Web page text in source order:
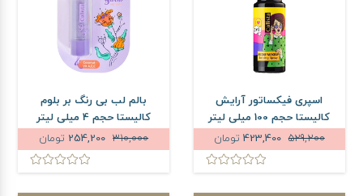
اسپری فیکساتور آرایش
کالیستا حجم 100 میلی لیتر
529,200
423,400 تومان
بالم لب بی رنگ بر بلوم
کالیستا حجم 4 میلی لیتر
310,000
تومان